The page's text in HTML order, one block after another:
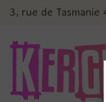
3, rue de Tasmanie